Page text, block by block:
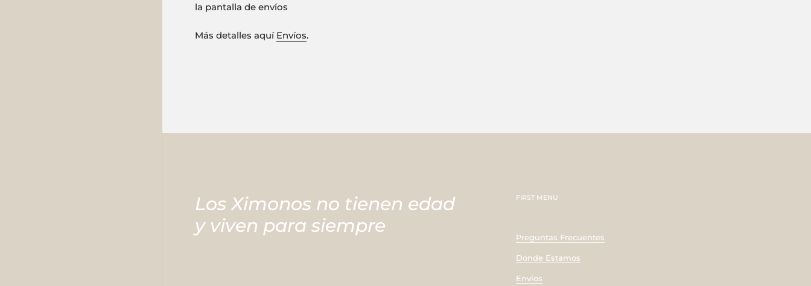
la pantalla de envíos
Más detalles aquí Envíos.
Los Ximonos no tienen edad
y viven para siempre
FIRST MENU
Preguntas Frecuentes
Donde Estamos
Envíos